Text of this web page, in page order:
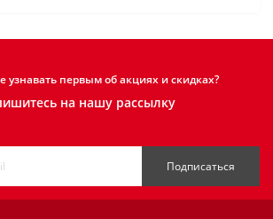
узнавать первым об акциях и скидках?
на нашу рассылку
Подписаться